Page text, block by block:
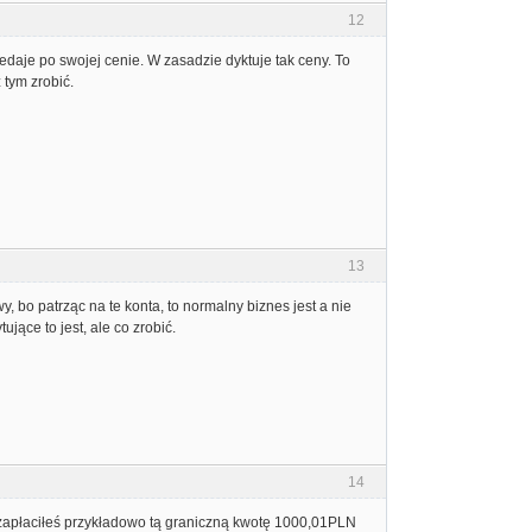
12
po swojej cenie. W zasadzie dyktuje tak ceny. To
zrobić.
13
bo patrząc na te konta, to normalny biznes jest a nie
to jest, ale co zrobić.
14
przykładowo tą graniczną kwotę 1000,01PLN